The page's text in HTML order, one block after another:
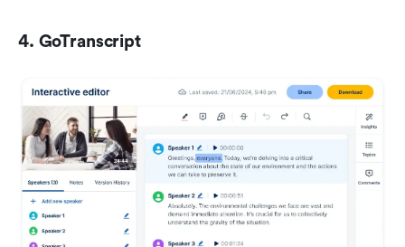
4. GoTranscript